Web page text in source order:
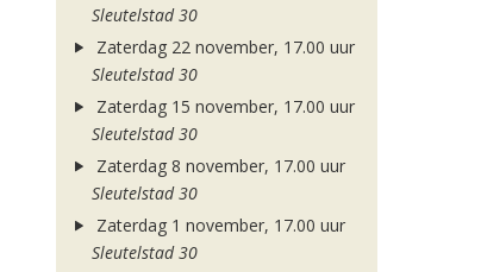
Sleutelstad 30
Zaterdag 22 november, 17.00 uur
Sleutelstad 30
Zaterdag 15 november, 17.00 uur
Sleutelstad 30
Zaterdag 8 november, 17.00 uur
Sleutelstad 30
Zaterdag 1 november, 17.00 uur
Sleutelstad 30